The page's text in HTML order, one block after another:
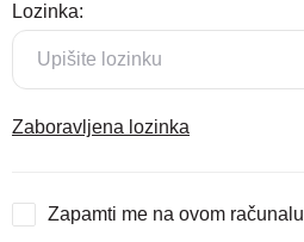
Lozinka:
Zaboravljena lozinka
Zapamti me na ovom računalu